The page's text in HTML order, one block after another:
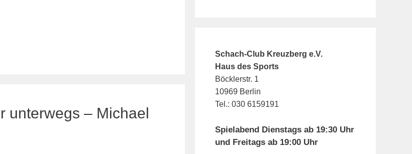
unterwegs – Michael
Schach-Club Kreuzberg e.V.
Haus des Sports
Böcklerstr. 1
10969 Berlin
Tel.: 030 6159191
Spielabend Dienstags ab 19:30 Uhr
und Freitags ab 19:00 Uhr